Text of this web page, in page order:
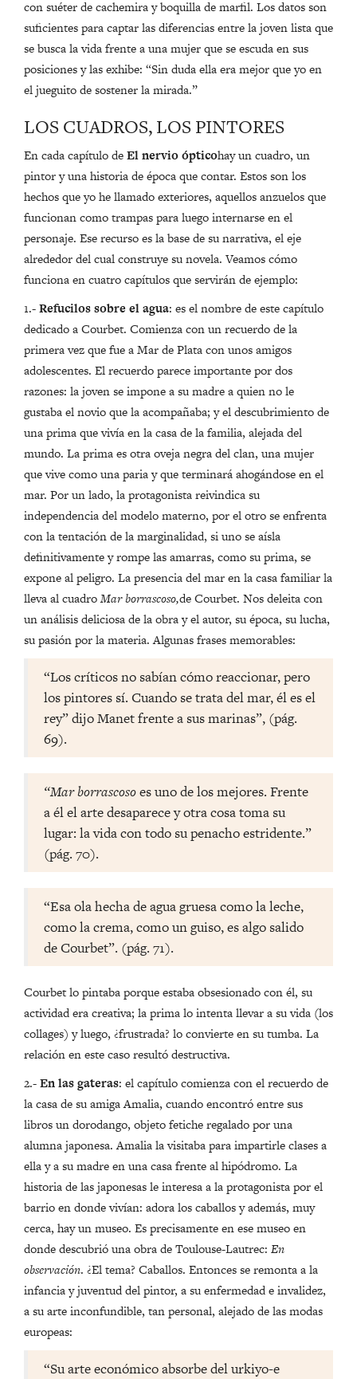
con suéter de cachemira y boquilla de marfil. Los datos son
suficientes para captar las diferencias entre la joven lista que
se busca la vida frente a una mujer que se escuda en sus
posiciones y las exhibe: “Sin duda ella era mejor que yo en
el jueguito de sostener la mirada.”
LOS CUADROS, LOS PINTORES
En cada capítulo deEl nervio ópticohay un cuadro, un
pintor y una historia de época que contar. Estos son los
hechos que yo he llamado exteriores, aquellos anzuelos que
funcionan como trampas para luego internarse en el
personaje. Ese recurso es la base de su narrativa, el eje
alrededor del cual construye su novela. Veamos cómo
funciona en cuatro capítulos que servirán de ejemplo:
1.-Refucilos sobre el agua: es el nombre de este capítulo
dedicado a Courbet. Comienza con un recuerdo de la
primera vez que fue a Mar de Plata con unos amigos
adolescentes. El recuerdo parece importante por dos
razones: la joven se impone a su madre a quien no le
gustaba el novio que la acompañaba; y el descubrimiento de
una prima que vivía en la casa de la familia, alejada del
mundo. La prima es otra oveja negra del clan, una mujer
que vive como una paria y que terminará ahogándose en el
mar. Por un lado, la protagonista reivindica su
independencia del modelo materno, por el otro se enfrenta
con la tentación de la marginalidad, si uno se aísla
definitivamente y rompe las amarras, como su prima, se
expone al peligro. La presencia del mar en la casa familiar la
lleva al cuadroMar borrascoso,de Courbet. Nos deleita con
un análisis deliciosa de la obra y el autor, su época, su lucha,
su pasión por la materia. Algunas frases memorables:
“Los críticos no sabían cómo reaccionar, pero
los pintores sí. Cuando se trata del mar, él es el
rey” dijo Manet frente a sus marinas”, (pág.
69).
“Mar borrascosoes uno de los mejores. Frente
a él el arte desaparece y otra cosa toma su
lugar: la vida con todo su penacho estridente.”
(pág. 70).
“Esa ola hecha de agua gruesa como la leche,
como la crema, como un guiso, es algo salido
de Courbet”. (pág. 71).
Courbet lo pintaba porque estaba obsesionado con él, su
actividad era creativa; la prima lo intenta llevar a su vida (los
collages) y luego, ¿frustrada? lo convierte en su tumba. La
relación en este caso resultó destructiva.
2.-En las gateras: el capítulo comienza con el recuerdo de
la casa de su amiga Amalia, cuando encontró entre sus
libros un dorodango, objeto fetiche regalado por una
alumna japonesa. Amalia la visitaba para impartirle clases a
ella y a su madre en una casa frente al hipódromo. La
historia de las japonesas le interesa a la protagonista por el
barrio en donde vivían: adora los caballos y además, muy
cerca, hay un museo. Es precisamente en ese museo en
donde descubrió una obra de Toulouse-Lautrec: En
observación. ¿El tema? Caballos. Entonces se remonta a la
infancia y juventud del pintor, a su enfermedad e invalidez,
a su arte inconfundible, tan personal, alejado de las modas
europeas:
“Su arte económico absorbe del urkiyo-e